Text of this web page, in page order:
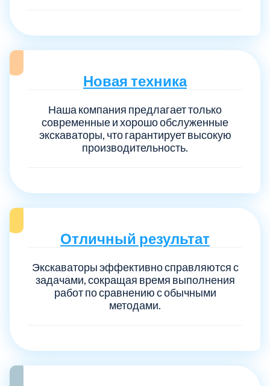
Новая техника
Наша компания предлагает только
современные и хорошо обслуженные
экскаваторы, что гарантирует высокую
производительность.
Отличный результат
Экскаваторы эффективно справляются с
задачами, сокращая время выполнения
работ по сравнению с обычными
методами.